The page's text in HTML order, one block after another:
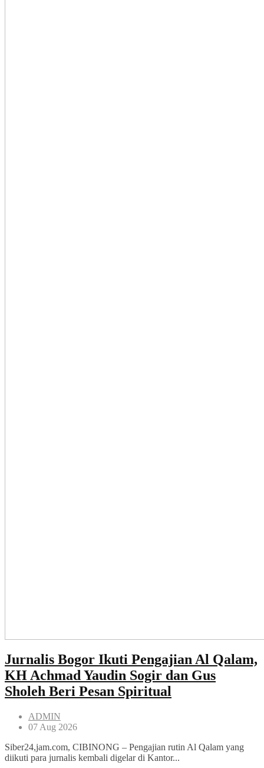
Jurnalis Bogor Ikuti Pengajian Al Qalam,
KH Achmad Yaudin Sogir dan Gus
Sholeh Beri Pesan Spiritual
ADMIN
07 Aug 2026
Siber24,jam.com, CIBINONG – Pengajian rutin Al Qalam yang
diikuti para jurnalis kembali digelar di Kantor...